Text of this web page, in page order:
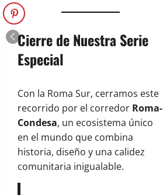
Cierre de Nuestra Serie
Especial
Con la Roma Sur, cerramos este
recorrido por el corredor Roma-
Condesa, un ecosistema único
en el mundo que combina
historia, diseño y una calidez
comunitaria inigualable.